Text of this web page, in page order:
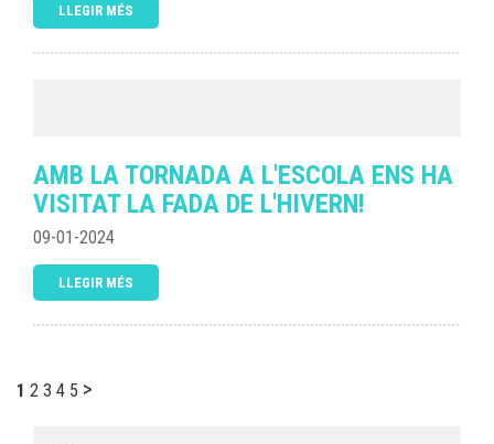
LLEGIR MÉS
AMB LA TORNADA A L'ESCOLA ENS HA
VISITAT LA FADA DE L'HIVERN!
09-01-2024
LLEGIR MÉS
1 2 3 4 5 >